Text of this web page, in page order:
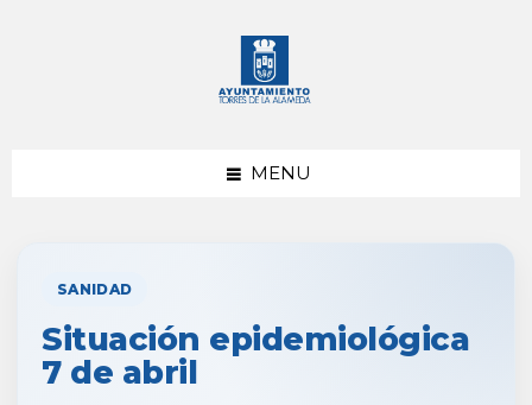
MENU
SANIDAD
Situación epidemiológica
7 de abril